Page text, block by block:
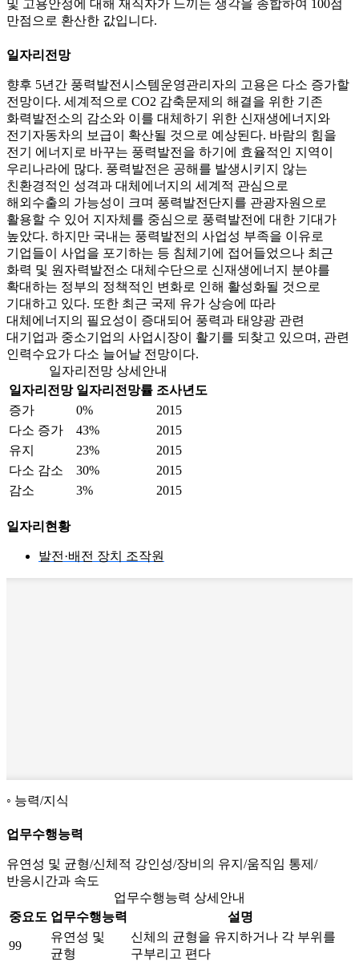
및 고용안정에 대해 재직자가 느끼는 생각을 종합하여 100점
만점으로 환산한 값입니다.
일자리전망
향후 5년간 풍력발전시스템운영관리자의 고용은 다소 증가할
전망이다. 세계적으로 CO2 감축문제의 해결을 위한 기존
화력발전소의 감소와 이를 대체하기 위한 신재생에너지와
전기자동차의 보급이 확산될 것으로 예상된다. 바람의 힘을
전기 에너지로 바꾸는 풍력발전을 하기에 효율적인 지역이
우리나라에 많다. 풍력발전은 공해를 발생시키지 않는
친환경적인 성격과 대체에너지의 세계적 관심으로
해외수출의 가능성이 크며 풍력발전단지를 관광자원으로
활용할 수 있어 지자체를 중심으로 풍력발전에 대한 기대가
높았다. 하지만 국내는 풍력발전의 사업성 부족을 이유로
기업들이 사업을 포기하는 등 침체기에 접어들었으나 최근
화력 및 원자력발전소 대체수단으로 신재생에너지 분야를
확대하는 정부의 정책적인 변화로 인해 활성화될 것으로
기대하고 있다. 또한 최근 국제 유가 상승에 따라
대체에너지의 필요성이 증대되어 풍력과 태양광 관련
대기업과 중소기업의 사업시장이 활기를 되찾고 있으며, 관련
인력수요가 다소 늘어날 전망이다.
일자리전망 상세안내
일자리전망 일자리전망률 조사년도
증가
0%
2015
다소 증가
43%
2015
유지
23%
2015
다소 감소
30%
2015
감소
3% 2015
일자리현황
발전·배전 장치 조작원
능력/지식
업무수행능력
유연성 및 균형/신체적 강인성/장비의 유지/움직임 통제/
반응시간과 속도
업무수행능력 상세안내
중요도 업무수행능력 설명
99
유연성 및
균형
신체의 균형을 유지하거나 각 부위를
구부리고 편다